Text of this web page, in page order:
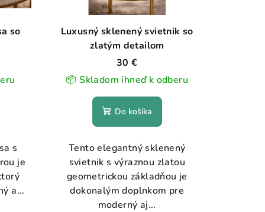
so
s
je
a...
Luxusný sklenený svietnik so
zlatým detailom
30 €
📦 Skladom ihneď k odberu
Do košíka
Tento elegantný sklenený
svietnik s výraznou zlatou
geometrickou základňou je
dokonalým doplnkom pre
moderný aj...